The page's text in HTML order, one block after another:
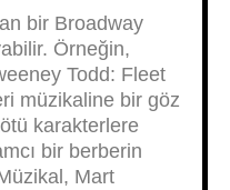
bir Broadway
Örneğin,
Todd: Fleet
müzikaline bir göz
karakterlere
bir berberin
Mart